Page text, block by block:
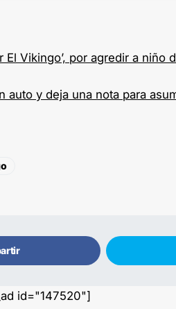
El Vikingo’, por agredir a niño
auto y deja una nota para
id="147520"]